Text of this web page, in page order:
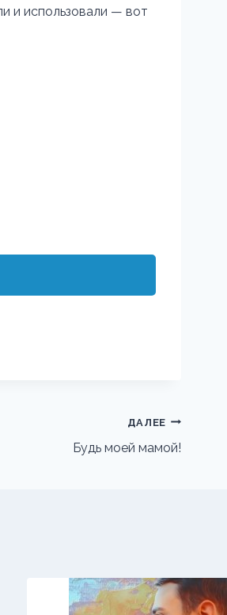
и использовали — вот
ДАЛЕЕ
Будь моей мамой!